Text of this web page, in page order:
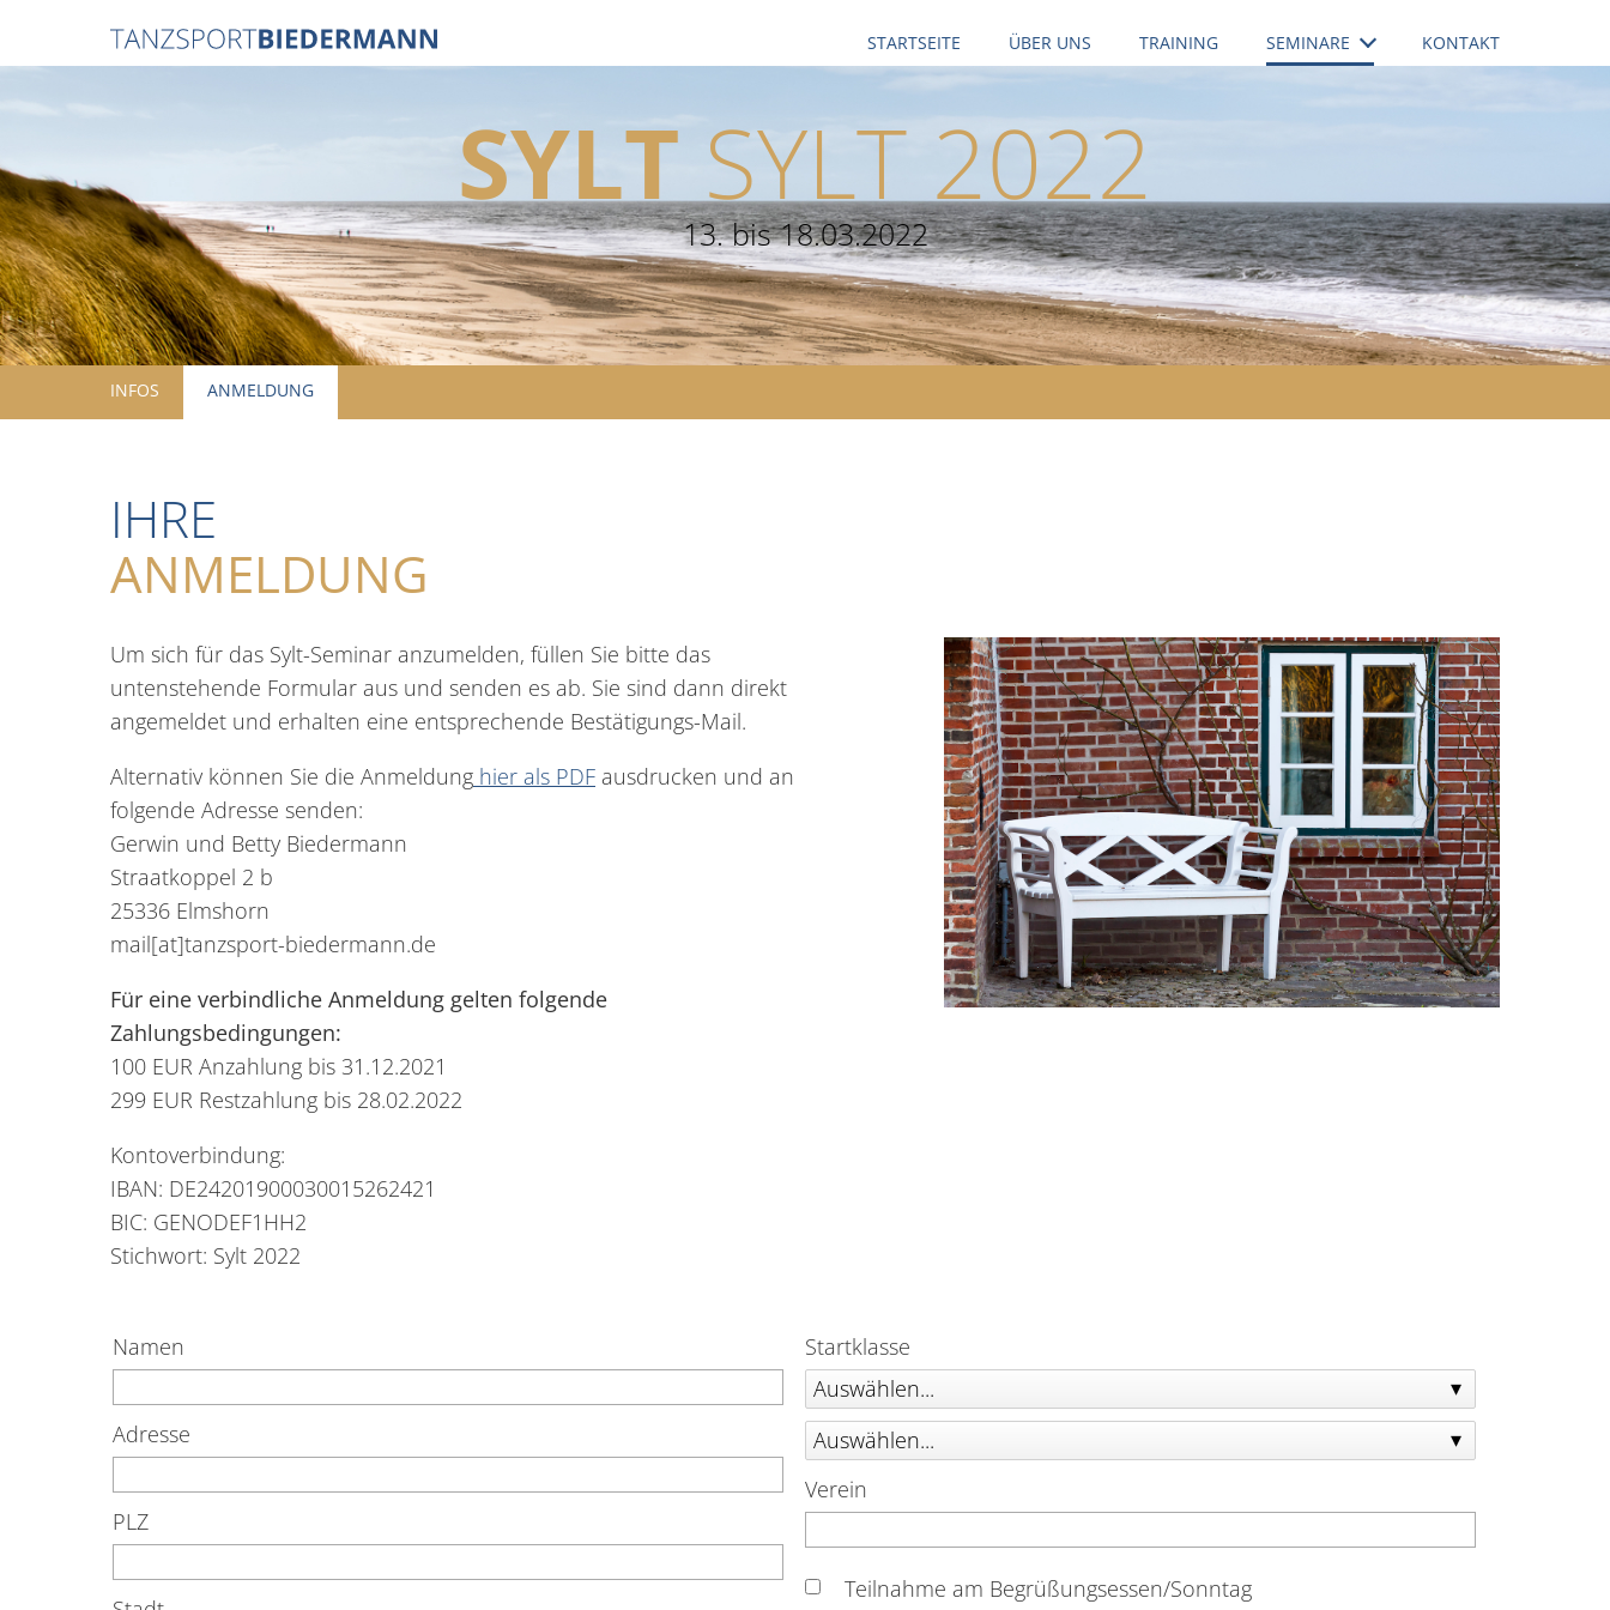
STARTSEITE ÜBER UNS TRAINING SEMINARE KONTAKT
SYLT SYLT 2022
13. bis 18.03.2022
INFOS ANMELDUNG
IHRE
ANMELDUNG
Um sich für das Sylt-Seminar anzumelden, füllen Sie bitte das
untenstehende Formular aus und senden es ab. Sie sind dann direkt
angemeldet und erhalten eine entsprechende Bestätigungs-Mail.
Alternativ können Sie die Anmeldung hier als PDF ausdrucken und an
folgende Adresse senden:
Gerwin und Betty Biedermann
Straatkoppel 2 b
25336 Elmshorn
mail[at]tanzsport-biedermann.de
Für eine verbindliche Anmeldung gelten folgende
Zahlungsbedingungen:
100 EUR Anzahlung bis 31.12.2021
299 EUR Restzahlung bis 28.02.2022
Kontoverbindung:
IBAN: DE24201900030015262421
BIC: GENODEF1HH2
Stichwort: Sylt 2022
Namen
Adresse
PLZ
Startklasse
Auswählen...
Auswählen...
Verein
Teilnahme am Begrüßungsessen/Sonntag